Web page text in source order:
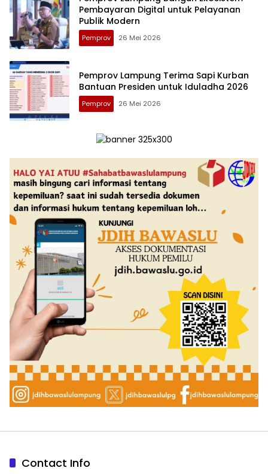
Pembayaran Digital untuk Pelayanan
Publik Modern
Pemprov 26 Mei 2026
Pemprov Lampung Terima Sapi Kurban
Bantuan Presiden untuk Iduladha 2026
Pemprov 26 Mei 2026
Contact Info